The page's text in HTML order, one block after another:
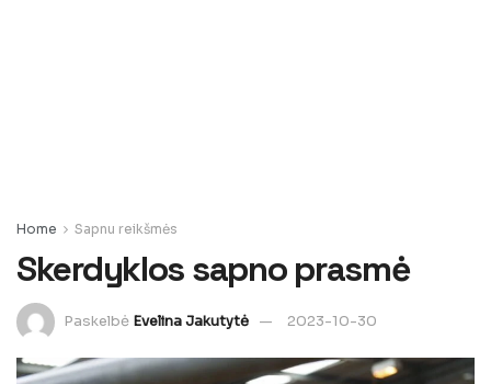
Home Sapnu reikšmės
Skerdyklos sapno prasmė
Paskelbė Evelina Jakutytė 2023-10-30